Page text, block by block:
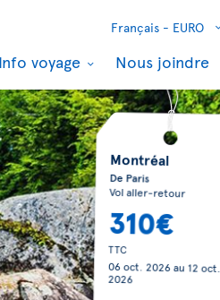
Français - EURO
Info voyage Nous joindre
Montréal
De Paris
Vol aller-retour
310€
TTC
06 oct. 2026au12 oct.
2026